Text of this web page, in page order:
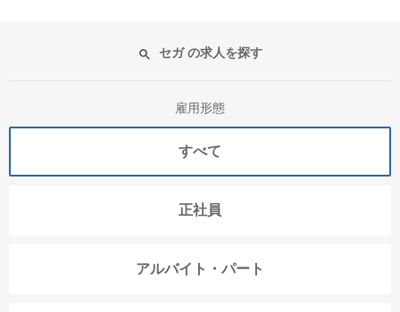
セガ の求人を探す
雇用形態
すべて
正社員
アルバイト・パート